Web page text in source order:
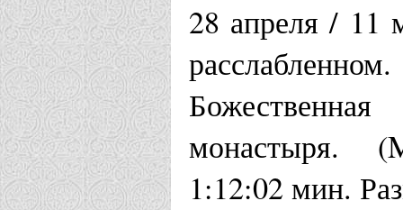
28 апреля / 11
монастыря.
1:12:02 мин.